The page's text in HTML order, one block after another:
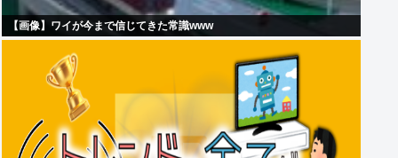
【画像】ワイが今まで信じてきた常識www